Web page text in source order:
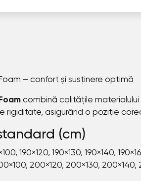
– confort și susținere optimă
combină calitățile materialului
rigiditate, asigurând o poziție
(cm)
190×120, 190×130, 190×140,
200×120, 200×130, 200×140,